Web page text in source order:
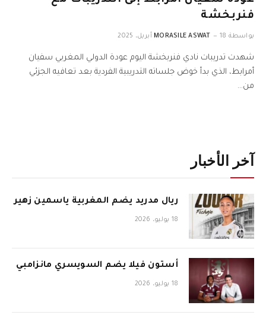
فنربخشة
بواسطة MORASILE ASWAT 18 أبريل، 2025
شهدت تدريبات نادي فنربخشة اليوم عودة الدولي المغربي سفيان
أمرابط، الذي بدأ خوض جلساته التدريبية الفردية بعد تعافيه الجزئي
من…
آخر الأخبار
ريال مدريد يضم المغربية ياسمين زهير
18 يوليو، 2026
أستون فيلا يضم السويسري مانزامبي
18 يوليو، 2026